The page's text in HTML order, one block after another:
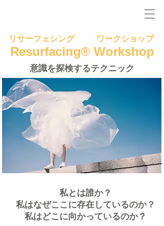
リサーフェシング ワークショップ
Resurfacing® Workshop
意識を探検するテクニック
私とは誰か？
私はなぜここに存在しているのか？
私はどこに向かっているのか？